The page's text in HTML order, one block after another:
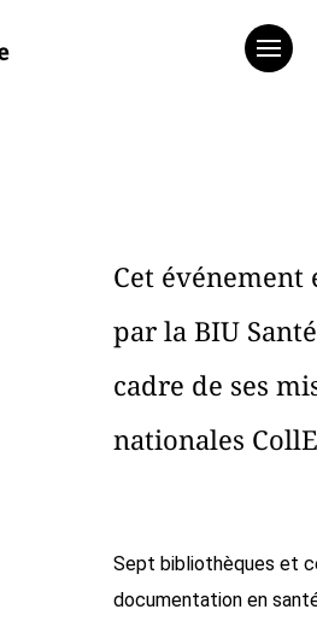
Cet événement
par la BIU
cadre de ses
nationales
Sept bibliothèques et
documentation en